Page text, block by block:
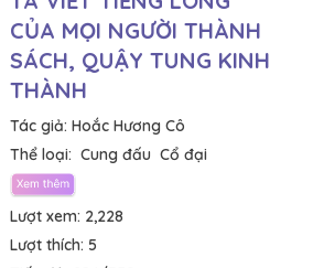
CỦA MỌI NGƯỜI THÀNH
SÁCH, QUẬY TUNG KINH
THÀNH
Tác giả: Hoắc Hương Cô
Thể loại: Cung đấu Cổ đại
Lượt xem: 2,228
Lượt thích: 5